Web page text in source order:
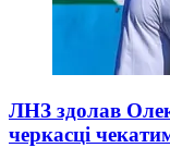
ЛНЗ здолав
черкасці